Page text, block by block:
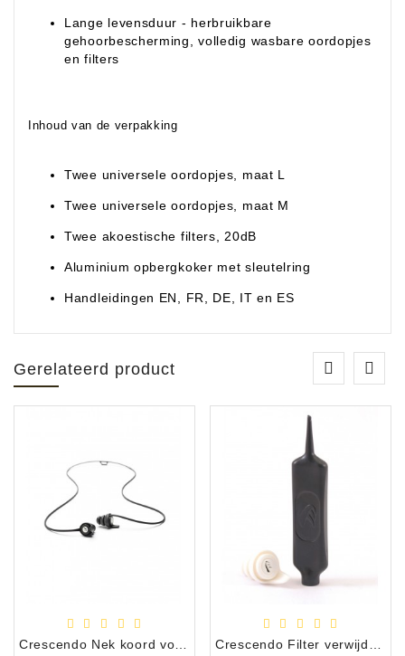
Lange levensduur - herbruikbare
gehoorbescherming, volledig wasbare oordopjes
en filters
Inhoud van de verpakking
Twee universele oordopjes, maat L
Twee universele oordopjes, maat M
Twee akoestische filters, 20dB
Aluminium opbergkoker met sleutelring
Handleidingen EN, FR, DE, IT en ES
Gerelateerd product